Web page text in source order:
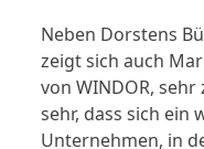
Neben Dorstens
zeigt sich auch
von WINDOR,
sehr, dass sich ein
Unternehmen, in